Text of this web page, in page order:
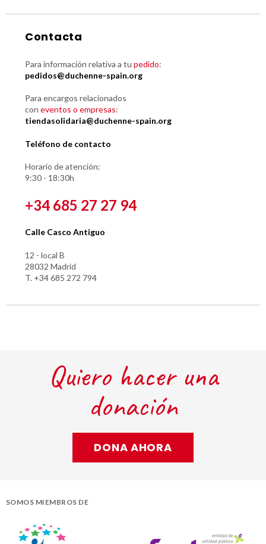
Contacta
Para información relativa a tu pedido:
pedidos@duchenne-spain.org
Para encargos relacionados
con eventos o empresas:
tiendasolidaria@duchenne-spain.org
Teléfono de contacto
Horario de atención:
9:30 - 18:30h
+34 685 27 27 94
Calle Casco Antiguo
12 - local B
28032 Madrid
T. +34 685 272 794
Quiero hacer una
donación
DONA AHORA
SOMOS MIEMBROS DE